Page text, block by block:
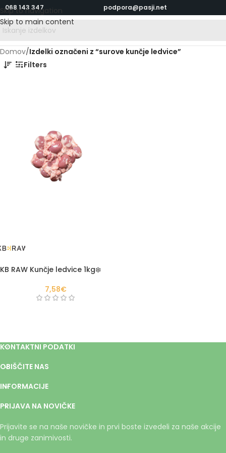
Skip to navigation
Skip to main content
068 143 347 podpora@pasji.net
Domov/Izdelki označeni z “surove kunčje ledvice”
Filters
KB RAW Kunčje ledvice 1kg❄️
7,58€
KONTAKTNI PODATKI
OBIŠČITE NAS
INFORMACIJE
PRIJAVA NA NOVIČKE
Prijavite se na naše novičke in prvi boste izvedeli za naše akcije
in druge zanimivosti.